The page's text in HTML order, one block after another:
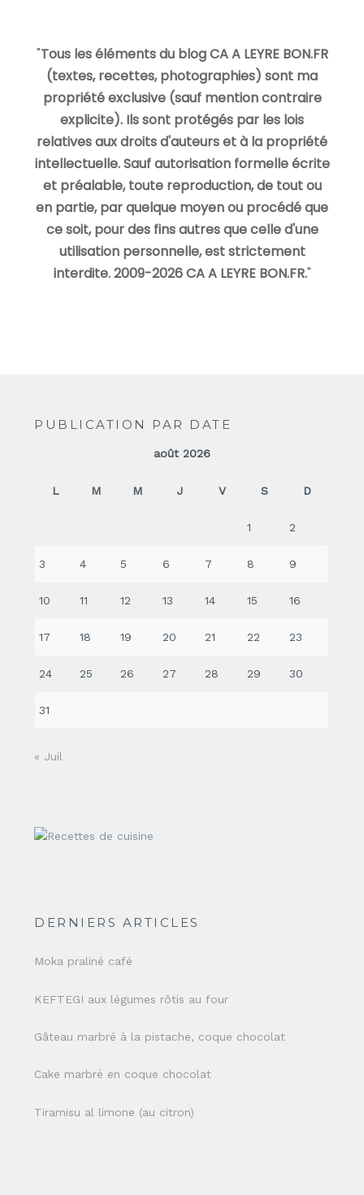
"Tous les éléments du blog CA A LEYRE BON.FR
(textes, recettes, photographies) sont ma
propriété exclusive (sauf mention contraire
explicite). Ils sont protégés par les lois
relatives aux droits d'auteurs et à la propriété
intellectuelle. Sauf autorisation formelle écrite
et préalable, toute reproduction, de tout ou
en partie, par quelque moyen ou procédé que
ce soit, pour des fins autres que celle d'une
utilisation personnelle, est strictement
interdite. 2009-2026 CA A LEYRE BON.FR."
PUBLICATION PAR DATE
août 2026
L M M J V S D
1 2
3 4 5 6 7 8 9
10 11 12 13 14 15 16
17 18 19 20 21 22 23
24 25 26 27 28 29 30
31
« Juil
DERNIERS ARTICLES
Moka praliné café
KEFTEGI aux légumes rôtis au four
Gâteau marbré à la pistache, coque chocolat
Cake marbré en coque chocolat
Tiramisu al limone (au citron)